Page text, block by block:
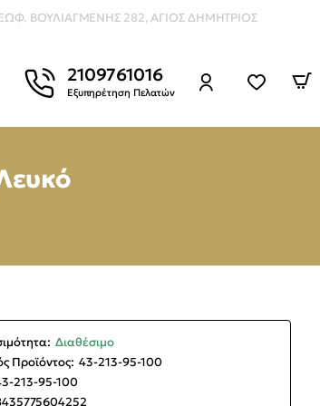
ΒΟΥΛΙΑΓΜΈΝΗΣ 282, ΆΓΙΟΣ ΔΗΜΉΤΡΙΟΣ
2109761016
Εξυπηρέτηση Πελατών
Διαθέσιμο
Προϊόντος: 43-213-95-100
213-95-100